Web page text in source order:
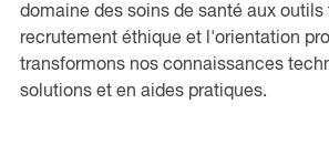
domaine des soins de santé aux outils
recrutement éthique et l'orientation
transformons nos connaissances
solutions et en aides pratiques.